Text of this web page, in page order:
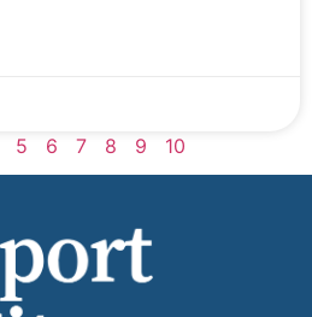
5 6 7 8 9 10